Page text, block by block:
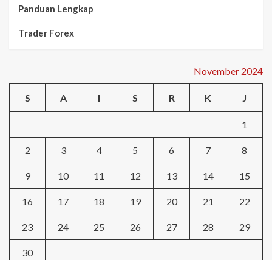
Panduan Lengkap
Trader Forex
November 2024
S A I S R K J
1
2 3 4 5 6 7 8
9 10 11 12 13 14 15
16 17 18 19 20 21 22
23 24 25 26 27 28 29
30